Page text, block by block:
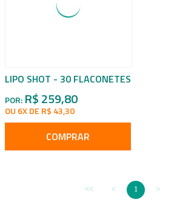
LIPO SHOT - 30 FLACONETES
POR: R$ 259,80
OU 6X DE R$ 43,30
COMPRAR
1